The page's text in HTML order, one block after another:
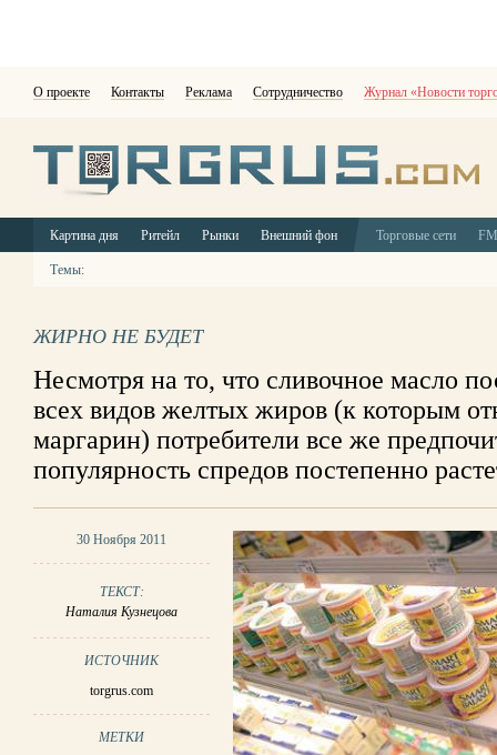
О проекте Контакты Реклама Сотрудничество Журнал «Новости
Картина дня Ритейл Рынки Внешний фон Торговые сети
Темы:
ЖИРНО НЕ БУДЕТ
Несмотря на то, что сливочное масло
всех видов желтых жиров (к которым
маргарин) потребители все же
популярность спредов постепенно
30 Ноября 2011
ТЕКСТ:
Наталия Кузнецова
ИСТОЧНИК
torgrus.com
МЕТКИ